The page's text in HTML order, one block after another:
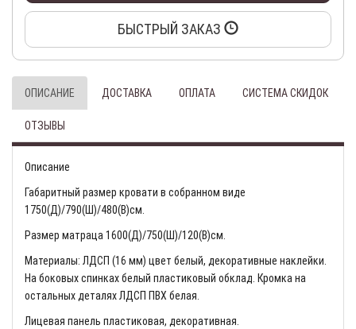
БЫСТРЫЙ ЗАКАЗ
ОПИСАНИЕ ДОСТАВКА ОПЛАТА СИСТЕМА СКИДОК
ОТЗЫВЫ
Описание
Габаритный размер кровати в собранном виде
1750(Д)/790(Ш)/480(В)см.
Размер матраца 1600(Д)/750(Ш)/120(В)см.
Материалы: ЛДСП (16 мм) цвет белый, декоративные наклейки.
На боковых спинках белый пластиковый обклад. Кромка на
остальных деталях ЛДСП ПВХ белая.
Лицевая панель пластиковая, декоративная.